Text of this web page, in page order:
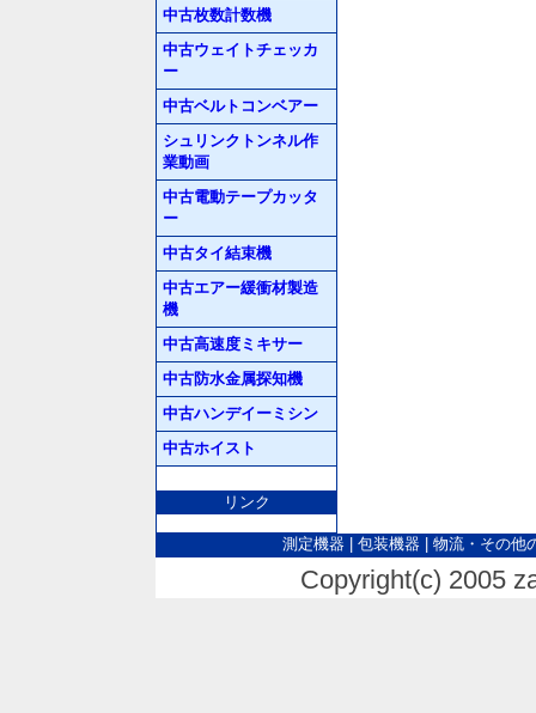
中古枚数計数機
中古ウェイトチェッカ
ー
中古ベルトコンベアー
シュリンクトンネル作
業動画
中古電動テープカッタ
ー
中古タイ結束機
中古エアー緩衝材製造
機
中古高速度ミキサー
中古防水金属探知機
中古ハンデイーミシン
中古ホイスト
リンク
測定機器 包装機器 物流・その他
Copyright(c) 2005